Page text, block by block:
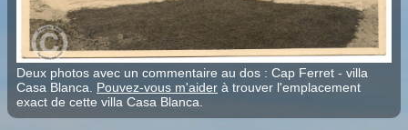
Deux photos avec un commentaire au dos : Cap Ferret - villa
Casa Blanca. Pouvez-vous m'aider à trouver l'emplacement
exact de cette villa Casa Blanca.